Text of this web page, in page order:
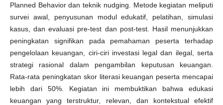
Planned Behavior dan teknik nudging. Metode kegiatan meliputi
survei awal, penyusunan modul edukatif, pelatihan, simulasi
kasus, dan evaluasi pre-test dan post-test. Hasil menunjukkan
peningkatan signifikan pada pemahaman peserta terhadap
pengelolaan keuangan, ciri-ciri investasi legal dan ilegal, serta
strategi rasional dalam pengambilan keputusan keuangan.
Rata-rata peningkatan skor literasi keuangan peserta mencapai
lebih dari 50%. Kegiatan ini membuktikan bahwa edukasi
keuangan yang terstruktur, relevan, dan kontekstual efektif